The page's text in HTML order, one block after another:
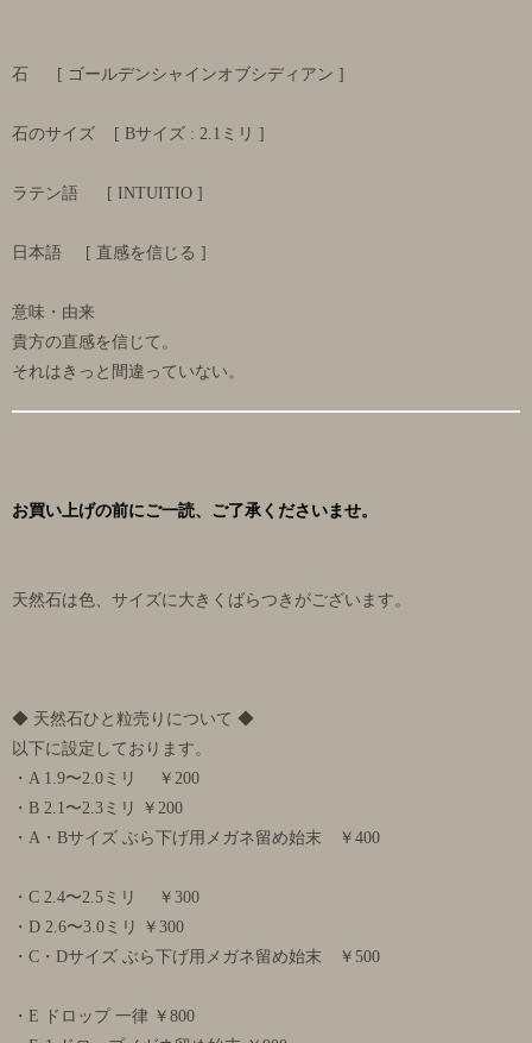
石 [ ゴールデンシャインオブシディアン ]
石のサイズ [ Bサイズ : 2.1ミリ ]
ラテン語 [ INTUITIO ]
日本語 [ 直感を信じる ]
意味・由来
貴方の直感を信じて。
それはきっと間違っていない。
お買い上げの前にご一読、ご了承くださいませ。
天然石は色、サイズに大きくばらつきがございます。
◆ 天然石ひと粒売りについて ◆
以下に設定しております。
・A 1.9〜2.0ミリ ￥200
・B 2.1〜2.3ミリ ￥200
・A・Bサイズ ぶら下げ用メガネ留め始末 ￥400
・C 2.4〜2.5ミリ ￥300
・D 2.6〜3.0ミリ ￥300
・C・Dサイズ ぶら下げ用メガネ留め始末 ￥500
・E ドロップ 一律 ￥800